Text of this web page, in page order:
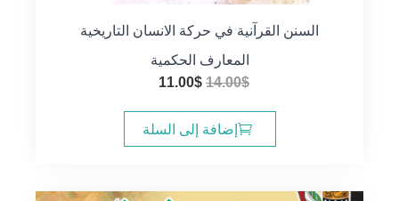
السنن القرآنية في حركة الانسان التاريخية
المعارف الحكمية
14.00$
السعر
هو:
14.00$.
11.00$
هو:
11.00$.
إضافة إلى السلة